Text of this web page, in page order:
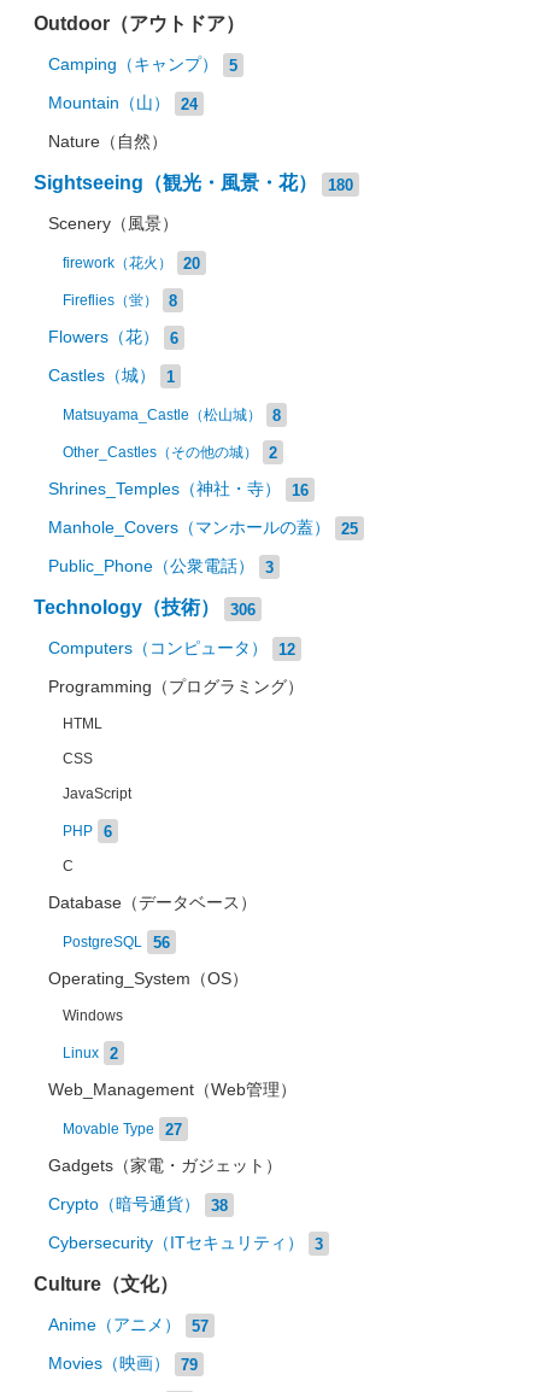
Outdoor（アウトドア）
Camping（キャンプ） 5
Mountain（山） 24
Nature（自然）
Sightseeing（観光・風景・花） 180
Scenery（風景）
firework（花火） 20
Fireflies（蛍） 8
Flowers（花） 6
Castles（城） 1
Matsuyama_Castle（松山城） 8
Other_Castles（その他の城） 2
Shrines_Temples（神社・寺） 16
Manhole_Covers（マンホールの蓋） 25
Public_Phone（公衆電話） 3
Technology（技術） 306
Computers（コンピュータ） 12
Programming（プログラミング）
HTML
CSS
JavaScript
PHP 6
C
Database（データベース）
PostgreSQL 56
Operating_System（OS）
Windows
Linux 2
Web_Management（Web管理）
Movable Type 27
Gadgets（家電・ガジェット）
Crypto（暗号通貨） 38
Cybersecurity（ITセキュリティ） 3
Culture（文化）
Anime（アニメ） 57
Movies（映画） 79